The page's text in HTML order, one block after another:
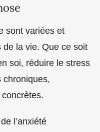
sont variées et
la vie. Que ce soit
soi, réduire le stress
chroniques,
concrètes.
l’anxiété